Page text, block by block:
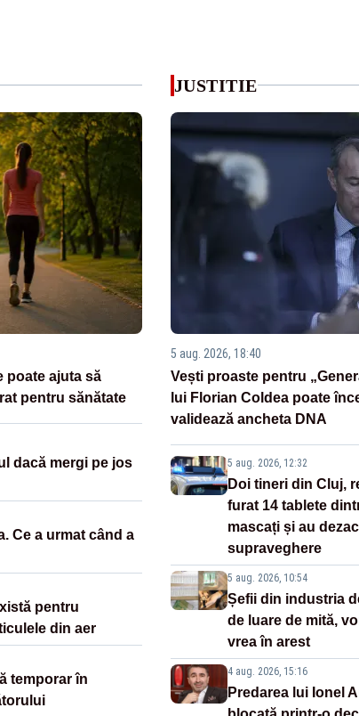
poate ajuta să
pentru sănătate
dacă mergi pe jos
Ce a urmat când a
pentru
din aer
temporar în
JUSTITIE
5 aug. 2026, 18:40
Vești proaste pentru
lui Florian Coldea poate
validează ancheta DNA
5 aug. 2026, 12:32
Doi tineri din Cluj,
furat 14 tablete
mascați și au
supraveghere
5 aug. 2026, 10:54
Șefii din industria
de luare de mită,
vrea în arest
4 aug. 2026, 15:16
Predarea lui Ionel